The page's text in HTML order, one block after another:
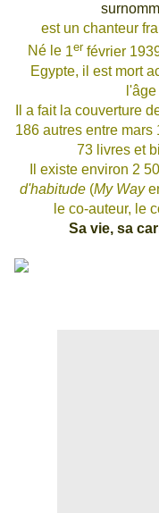
est un chanteur
Né le 1er février
Egypte, il est mort
Il a fait la couverture
186 autres entre mars
73 livres et
Il existe environ 2
d'habitude(My Way
le co-auteur, le
Sa vie, sa